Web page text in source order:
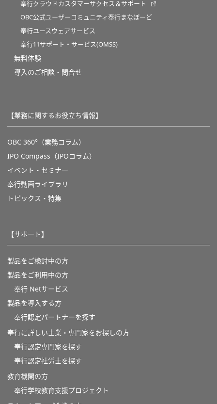
奉行クラウドカスタマーサクセス＆サポート
OBC公式ユーザーコミュニティ奉行まなぼーど
奉行ユースウェアサービス
奉行11サポート・サービス(OMSS)
無料体験
導入のご相談・問合せ
【業務に関するお役立ち情報】
OBC 360°（業務コラム）
IPO Compass（IPOコラム）
イベント・セミナー
奉行動画ライブラリ
トピックス・特集
【サポート】
製品をご検討中の方
製品をご利用中の方
奉行 Netサービス
製品を導入する方
奉行認定パートナーを探す
奉行に詳しい士業・専門家をお探しの方
奉行認定専門家を探す
奉行認定社労士を探す
教育機関の方
奉⾏学校教育⽀援プロジェクト